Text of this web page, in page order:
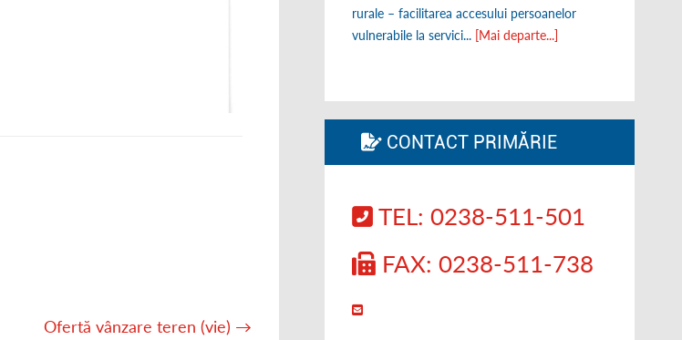
Ofertă vânzare teren (vie) →
rurale – facilitarea accesului persoanelor
vulnerabile la servici... [Mai departe...]
CONTACT PRIMĂRIE
TEL: 0238-511-501
FAX: 0238-511-738